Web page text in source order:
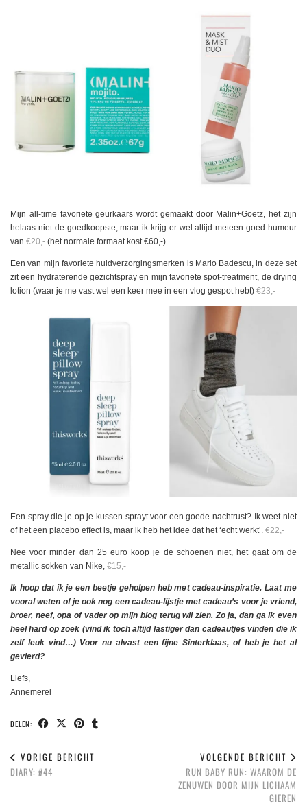
Mijn all-time favoriete geurkaars wordt gemaakt door Malin+Goetz, het zijn
helaas niet de goedkoopste, maar ik krijg er wel altijd meteen goed humeur
van €20,- (het normale formaat kost €60,-)
Een van mijn favoriete huidverzorgingsmerken is Mario Badescu, in deze set
zit een hydraterende gezichtspray en mijn favoriete spot-treatment, de drying
lotion (waar je me vast wel een keer mee in een vlog gespot hebt) €23,-
Een spray die je op je kussen sprayt voor een goede nachtrust? Ik weet niet
of het een placebo effect is, maar ik heb het idee dat het ‘echt werkt’. €22,-
Nee voor minder dan 25 euro koop je de schoenen niet, het gaat om de
metallic sokken van Nike, €15,-
Ik hoop dat ik je een beetje geholpen heb met cadeau-inspiratie. Laat me
vooral weten of je ook nog een cadeau-lijstje met cadeau’s voor je vriend,
broer, neef, opa of vader op mijn blog terug wil zien. Zo ja, dan ga ik even
heel hard op zoek (vind ik toch altijd lastiger dan cadeautjes vinden die ik
zelf leuk vind…) Voor nu alvast een fijne Sinterklaas, of heb je het al
gevierd?
Liefs,
Annemerel
DELEN:
VORIGE BERICHT
DIARY: #44
VOLGENDE BERICHT
RUN BABY RUN: WAAROM DE
ZENUWEN DOOR MIJN LICHAAM
GIEREN